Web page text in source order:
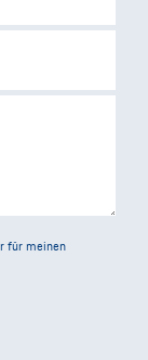
für meinen